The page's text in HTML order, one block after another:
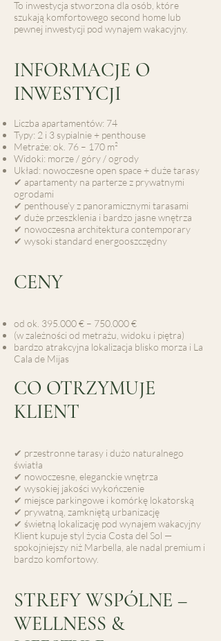
To inwestycja stworzona dla osób, które
szukają komfortowego second home lub
pewnej inwestycji pod wynajem wakacyjny.
INFORMACJE O
INWESTYCJI
Liczba apartamentów: 74
Typy: 2 i 3 sypialnie + penthouse
Metraże: ok. 76 – 170 m²
Widoki: morze / góry / ogrody
Układ: nowoczesne open space + duże tarasy
✔ apartamenty na parterze z prywatnymi
ogrodami
✔ penthouse’y z panoramicznymi tarasami
✔ duże przeszklenia i bardzo jasne wnętrza
✔ nowoczesna architektura contemporary
✔ wysoki standard energooszczędny
CENY
od ok. 395.000 € – 750.000 €
(w zależności od metrażu, widoku i piętra)
bardzo atrakcyjna lokalizacja blisko morza i La
Cala de Mijas
CO OTRZYMUJE
KLIENT
✔ przestronne tarasy i dużo naturalnego
światła
✔ nowoczesne, eleganckie wnętrza
✔ wysokiej jakości wykończenie
✔ miejsce parkingowe i komórkę lokatorską
✔ prywatną, zamkniętą urbanizację
✔ świetną lokalizację pod wynajem wakacyjny
Klient kupuje styl życia Costa del Sol —
spokojniejszy niż Marbella, ale nadal premium i
bardzo komfortowy.
STREFY WSPÓLNE –
WELLNESS &